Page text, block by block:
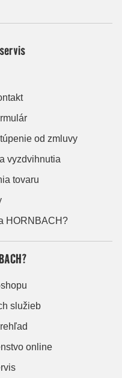
od zmluvy
vyzdvihnutia
tovaru
HORNBACH?
služieb
online